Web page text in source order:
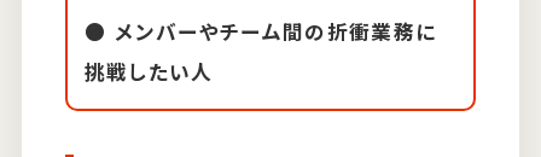
メンバーやチーム間の折衝業務に
挑戦したい人